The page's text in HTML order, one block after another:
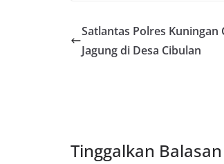
Satlantas Polres Kuningan
Jagung di Desa Cibulan
Tinggalkan Balasan